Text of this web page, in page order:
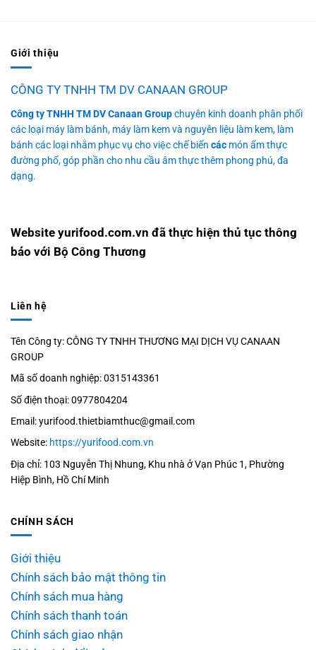
thơm
ngon
và hấp
dẫn
của
đảo
quốc
Đài
hình
dáng
phẳng
và
giống
như
đĩa
bay.
đường,
và một
số
thành
phần
khác
thể.
Quá
thường
dụng
máy
UFO
Đài
Loan.
tạo ra
chiếc
bánh
mềm
mịn.
Hấp
Chạy
Nhất
Trên
Thị
Trường.
gồm 32
khuôn
bánh tròn
nhỏ
kính chảo
Kính
Chất liệu:
Giới thiệu
CÔNG TY TNHH TM DV CANAAN GROUP
Công ty TNHH TM DV Canaan Groupchuyên kinh doanh phân phối
các loại máy làm bánh, máy làm kem và nguyên liệu làm kem, làm
bánh các loại nhằm phục vụ cho việc chế biến các món ẩm thực
đường phố, góp phần cho nhu cầu âm thực thêm phong phú, đa
dạng.
Website yurifood.com.vn đã thực hiện thủ tục thông
báo với Bộ Công Thương
Liên hệ
Tên Công ty: CÔNG TY TNHH THƯƠNG MẠI DỊCH VỤ CANAAN
GROUP
Mã số doanh nghiệp: 0315143361
Số điện thoại: 0977804204
Email: yurifood.thietbiamthuc@gmail.com
Website: https://yurifood.com.vn
Địa chỉ: 103 Nguyễn Thị Nhung, Khu nhà ở Vạn Phúc 1, Phường
Hiệp Bình, Hồ Chí Minh
CHÍNH SÁCH
Giới thiệu
Chính sách bảo mật thông tin
Chính sách mua hàng
Chính sách thanh toán
Chính sách giao nhận